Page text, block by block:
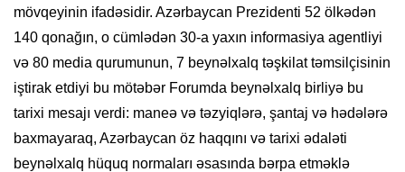
mövqeyinin ifadəsidir. Azərbaycan Prezidenti 52 ölkədən
140 qonağın, o cümlədən 30-a yaxın informasiya agentliyi
və 80 media qurumunun, 7 beynəlxalq təşkilat təmsilçisinin
iştirak etdiyi bu mötəbər Forumda beynəlxalq birliyə bu
tarixi mesajı verdi: maneə və təzyiqlərə, şantaj və hədələrə
baxmayaraq, Azərbaycan öz haqqını və tarixi ədaləti
beynəlxalq hüquq normaları əsasında bərpa etməklə